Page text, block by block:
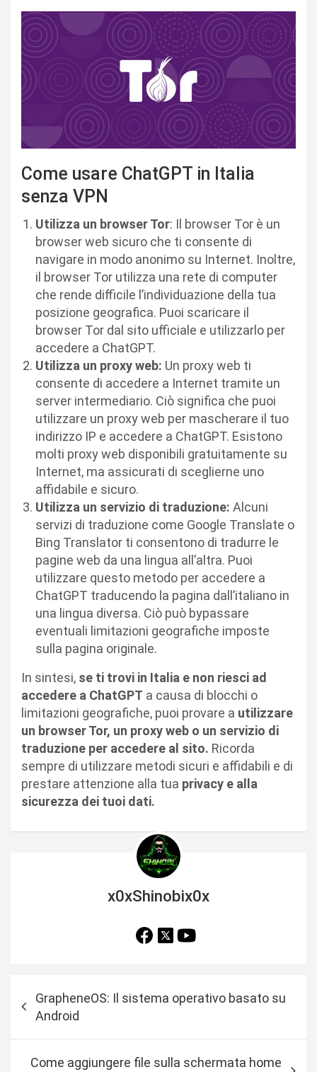
Come usare ChatGPT in Italia
senza VPN
Utilizza un browser Tor: Il browser Tor è un
browser web sicuro che ti consente di
navigare in modo anonimo su Internet. Inoltre,
il browser Tor utilizza una rete di computer
che rende difficile l’individuazione della tua
posizione geografica. Puoi scaricare il
browser Tor dal sito ufficiale e utilizzarlo per
accedere a ChatGPT.
Utilizza un proxy web: Un proxy web ti
consente di accedere a Internet tramite un
server intermediario. Ciò significa che puoi
utilizzare un proxy web per mascherare il tuo
indirizzo IP e accedere a ChatGPT. Esistono
molti proxy web disponibili gratuitamente su
Internet, ma assicurati di sceglierne uno
affidabile e sicuro.
Utilizza un servizio di traduzione: Alcuni
servizi di traduzione come Google Translate o
Bing Translator ti consentono di tradurre le
pagine web da una lingua all’altra. Puoi
utilizzare questo metodo per accedere a
ChatGPT traducendo la pagina dall’italiano in
una lingua diversa. Ciò può bypassare
eventuali limitazioni geografiche imposte
sulla pagina originale.
In sintesi, se ti trovi in Italia e non riesci ad
accedere a ChatGPT a causa di blocchi o
limitazioni geografiche, puoi provare a utilizzare
un browser Tor, un proxy web o un servizio di
traduzione per accedere al sito. Ricorda
sempre di utilizzare metodi sicuri e affidabili e di
prestare attenzione alla tua privacy e alla
sicurezza dei tuoi dati.
x0xShinobix0x
GrapheneOS: Il sistema operativo basato su
Android
Come aggiungere file sulla schermata home